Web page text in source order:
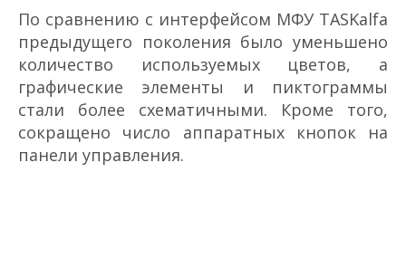
По сравнению с интерфейсом МФУ TASKalfa
предыдущего поколения было уменьшено
количество используемых цветов, а
графические элементы и пиктограммы
стали более схематичными. Кроме того,
сокращено число аппаратных кнопок на
панели управления.